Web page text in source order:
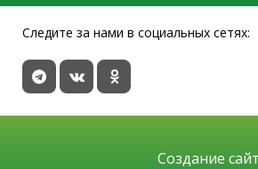
Следите за нами в социальных сетях:
Создание